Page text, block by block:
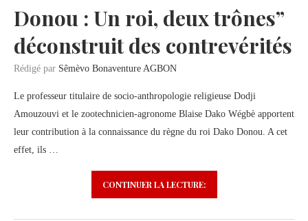
Donou : Un roi, deux trônes”
déconstruit des contrevérités
Rédigé par Sêmèvo Bonaventure AGBON
Le professeur titulaire de socio-anthropologie religieuse Dodji
Amouzouvi et le zootechnicien-agronome Blaise Dako Wégbè apportent
leur contribution à la connaissance du règne du roi Dako Donou. A cet
effet, ils …
CONTINUER LA LECTURE: